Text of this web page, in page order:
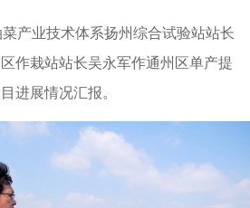
产业技术体系扬州综合试验站站长
作栽站站长吴永军作通州区单产提
进展情况汇报。